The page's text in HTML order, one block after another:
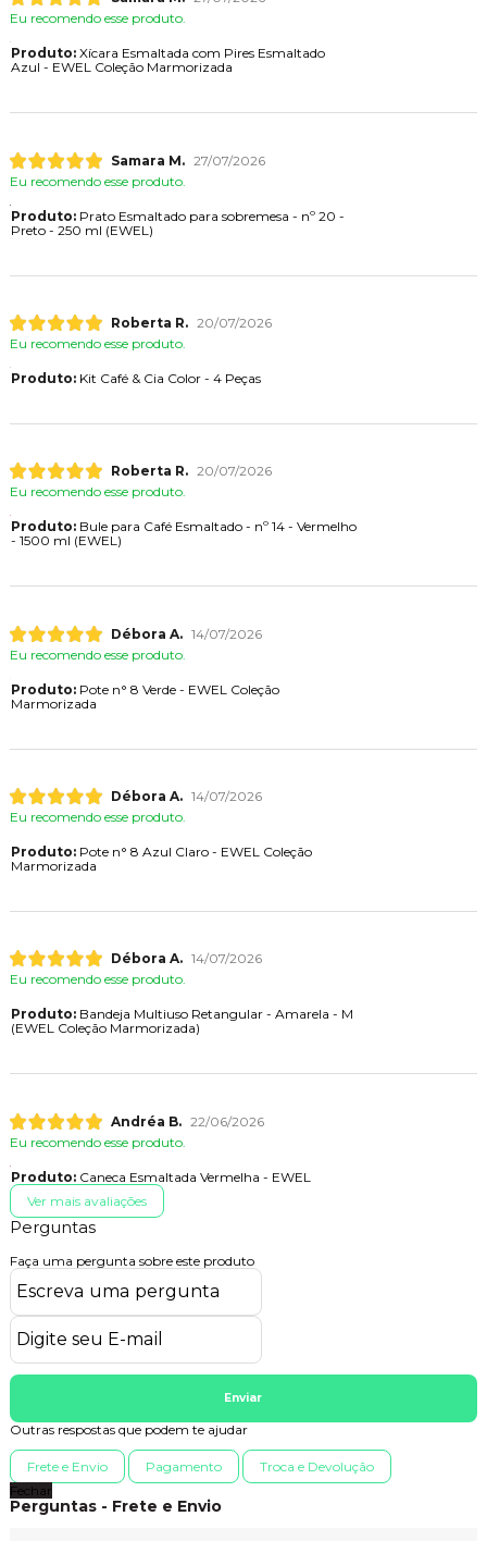
Eu recomendo esse produto.
Produto:Xícara Esmaltada com Pires Esmaltado
Azul - EWEL Coleção Marmorizada
Samara M. 27/07/2026
Eu recomendo esse produto.
Produto:Prato Esmaltado para sobremesa - nº 20 -
Preto - 250 ml (EWEL)
Roberta R. 20/07/2026
Eu recomendo esse produto.
Produto:Kit Café & Cia Color - 4 Peças
Roberta R. 20/07/2026
Eu recomendo esse produto.
Produto:Bule para Café Esmaltado - nº 14 - Vermelho
- 1500 ml (EWEL)
Débora A. 14/07/2026
Eu recomendo esse produto.
Produto:Pote n° 8 Verde - EWEL Coleção
Marmorizada
Débora A. 14/07/2026
Eu recomendo esse produto.
Produto:Pote n° 8 Azul Claro - EWEL Coleção
Marmorizada
Débora A. 14/07/2026
Eu recomendo esse produto.
Produto:Bandeja Multiuso Retangular - Amarela - M
(EWEL Coleção Marmorizada)
Andréa B. 22/06/2026
Eu recomendo esse produto.
Produto:Caneca Esmaltada Vermelha - EWEL
Ver mais avaliações
Perguntas
Faça uma pergunta sobre este produto
Enviar
Outras respostas que podem te ajudar
Frete e Envio Pagamento
Troca e Devolução
Fechar
Perguntas - Frete e Envio